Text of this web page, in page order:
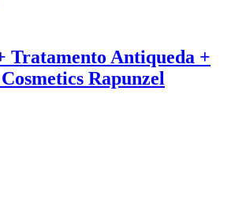
Tratamento Antiqueda +
Rapunzel